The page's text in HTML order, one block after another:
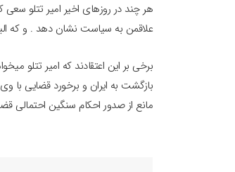
هر چند در روزهای اخیر امیر تتلو
علاقمن به سیاست نشان دهد . و که
برخی بر این اعتقادند که امیر تتلو
بازگشت به ایران و برخورد قضایی با
مانع از صدور احکام سنگین احتمالی